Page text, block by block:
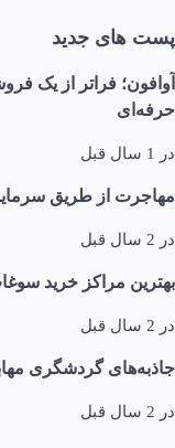
پست های جدید
آوافون؛ فراتر از یک
حرفه‌ای
در 1 سال قبل
مهاجرت از طریق
در 2 سال قبل
بهترین مراکز خرید
در 2 سال قبل
جاذبه‌های گردشگری
در 2 سال قبل